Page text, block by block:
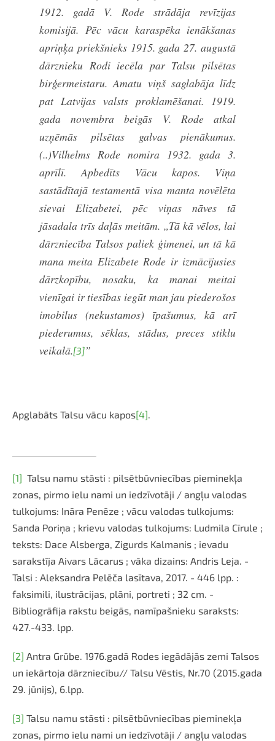
1912. gadā V. Rode strādāja revīzijas
komisijā. Pēc vācu karaspēka ienākšanas
apriņķa priekšnieks 1915. gada 27. augustā
dārznieku Rodi iecēla par Talsu pilsētas
birģermeistaru. Amatu viņš saglabāja līdz
pat Latvijas valsts proklamēšanai. 1919.
gada novembra beigās V. Rode atkal
uzņēmās pilsētas galvas pienākumus.
(..)Vilhelms Rode nomira 1932. gada 3.
aprīlī. Apbedīts Vācu kapos. Viņa
sastādītajā testamentā visa manta novēlēta
sievai Elizabetei, pēc viņas nāves tā
jāsadala trīs daļās meitām. „Tā kā vēlos, lai
dārzniecība Talsos paliek ģimenei, un tā kā
mana meita Elizabete Rode ir izmācījusies
dārzkopību, nosaku, ka manai meitai
vienīgai ir tiesības iegūt man jau piederošos
imobilus (nekustamos) īpašumus, kā arī
piederumus, sēklas, stādus, preces stiklu
veikalā.[3]”
Apglabāts Talsu vācu kapos[4]
[1] Talsu namu stāsti : pilsētbūvniecības pieminekļa
zonas, pirmo ielu nami un iedzīvotāji / angļu valodas
tulkojums: Ināra Penēze ; vācu valodas tulkojums:
Sanda Poriņa ; krievu valodas tulkojums: Ludmila Cīrule ;
teksts: Dace Alsberga, Zigurds Kalmanis ; ievadu
sarakstīja Aivars Lācarus ; vāka dizains: Andris Leja. -
Talsi : Aleksandra Pelēča lasītava, 2017. - 446 lpp. :
faksimili, ilustrācijas, plāni, portreti ; 32 cm. -
Bibliogrāfija rakstu beigās, namīpašnieku saraksts:
427.-433. lpp.
[2] Antra Grūbe. 1976.gadā Rodes iegādājās zemi Talsos
un iekārtoja dārzniecību// Talsu Vēstis, Nr.70 (2015.gada
29. jūnijs), 6.lpp.
[3] Talsu namu stāsti : pilsētbūvniecības pieminekļa
zonas, pirmo ielu nami un iedzīvotāji / angļu valodas